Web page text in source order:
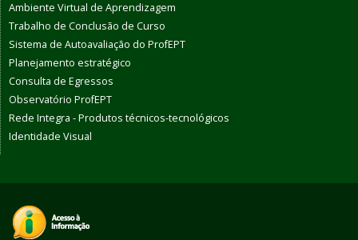
Ambiente Virtual de Aprendizagem
Trabalho de Conclusão de Curso
Sistema de Autoavaliação do ProfEPT
Planejamento estratégico
Consulta de Egressos
Observatório ProfEPT
Rede Integra - Produtos técnicos-tecnológicos
Identidade Visual